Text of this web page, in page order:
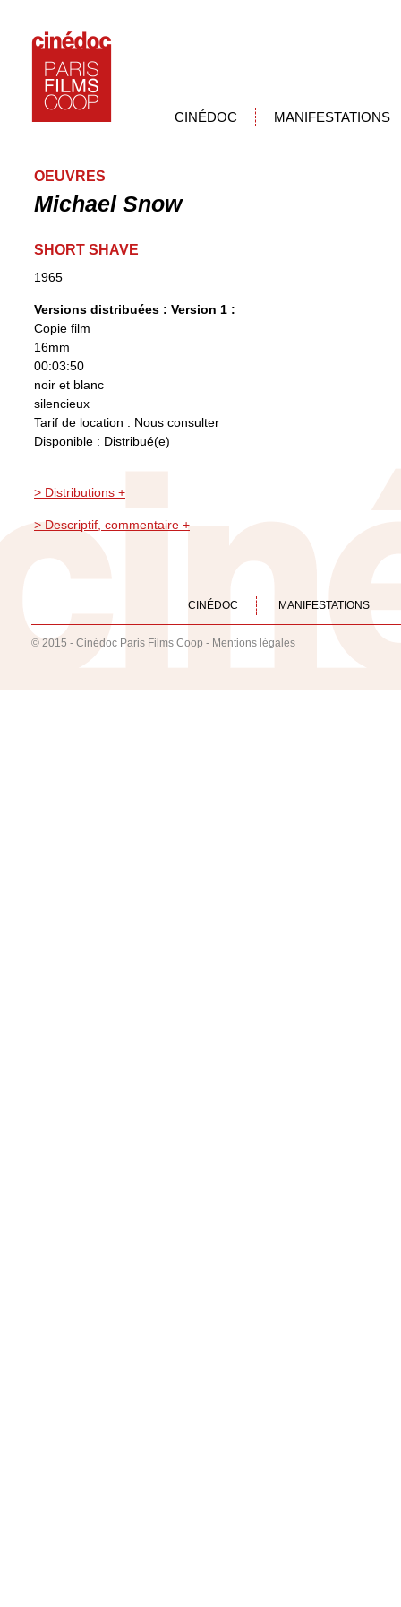
CINÉDOC MANIFESTATIONS
OEUVRES
Michael Snow
SHORT SHAVE
1965
Versions distribuées : Version 1 :
Copie film
16mm
00:03:50
noir et blanc
silencieux
Tarif de location : Nous consulter
Disponible : Distribué(e)
> Distributions +
> Descriptif, commentaire +
CINÉDOC MANIFESTATIONS
© 2015 - Cinédoc Paris Films Coop - Mentions légales